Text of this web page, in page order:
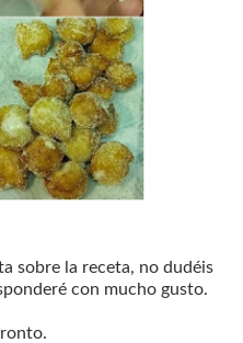
sobre la receta, no dudéis
con mucho gusto.